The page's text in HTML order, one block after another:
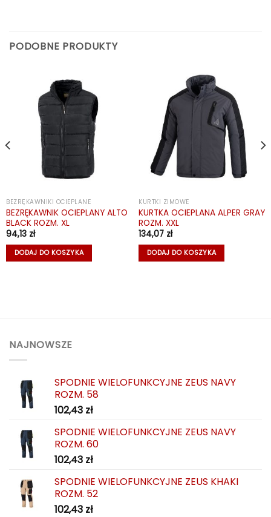
PODOBNE PRODUKTY
BEZRĘKAWNIKI OCIEPLANE
BEZRĘKAWNIK OCIEPLANY ALTO
BLACK ROZM. XL
94,13 zł
DODAJ DO KOSZYKA
KURTKI ZIMOWE
KURTKA OCIEPLANA ALPER GRAY
ROZM. XXL
134,07 zł
DODAJ DO KOSZYKA
NAJNOWSZE
SPODNIE WIELOFUNKCYJNE ZEUS NAVY
ROZM. 58
102,43 zł
SPODNIE WIELOFUNKCYJNE ZEUS NAVY
ROZM. 60
102,43 zł
SPODNIE WIELOFUNKCYJNE ZEUS KHAKI
ROZM. 52
102,43 zł